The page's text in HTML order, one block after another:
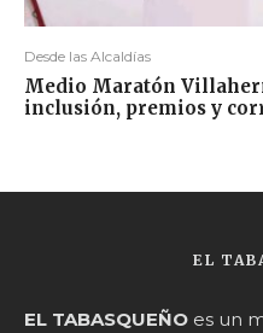
Desde las Alcaldías
Medio Maratón
inclusión, premios y
EL
EL TABASQUEÑO es un